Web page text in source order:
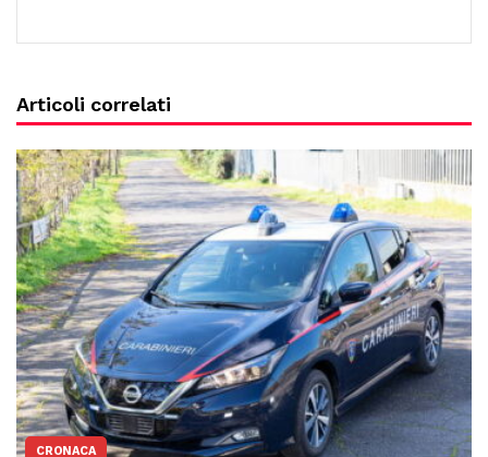
Articoli correlati
CRONACA